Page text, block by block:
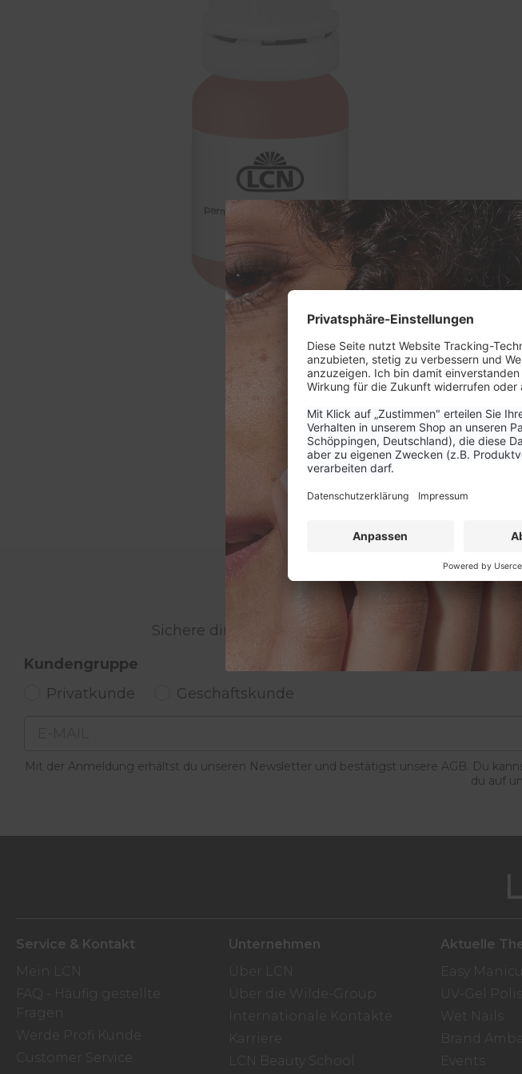
WERDE TEIL
Sichere dir 15% Rabatt auf deine nächste
Kundengruppe
Privatkunde
Geschäftskunde
Mit der Anmeldung erhältst du unseren Newsletter und bestätigst unsere AGB. Du
du auf
Service & Kontakt
Mein LCN
FAQ - Häufig gestellte
Fragen
Werde Profi Kunde
Customer Service
Unternehmen
Über LCN
Über die Wilde-Group
Internationale Kontakte
Karriere
LCN Beauty School
Aktuelle
Easy
UV-Gel
Wet Nails
Brand
Events